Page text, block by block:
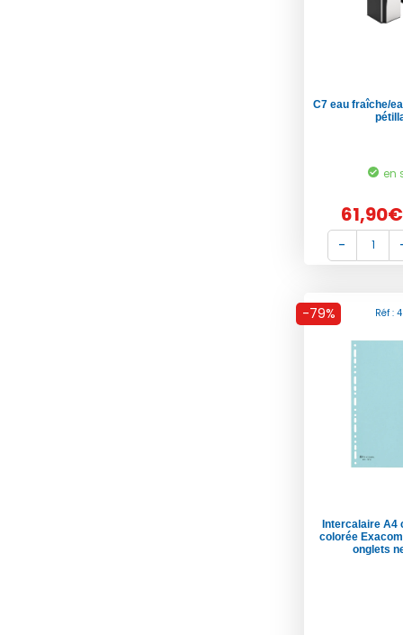
C7 eau fraîche/
en
61,90€
-79% Réf :
Intercalaire A4
colorée
onglets